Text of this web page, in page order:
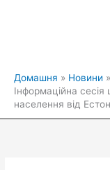
Домашня
Новини
Інформаційна
населення від